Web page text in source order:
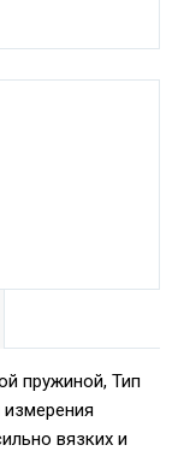
пружиной, Тип
вязких и